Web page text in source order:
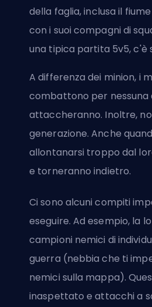
della faglia, inclusa il
con i suoi compagni di
una tipica partita 5v5, c'è
A differenza dei minion, i
combattono per nessuna
attaccheranno. Inoltre,
generazione. Anche
allontanarsi troppo dal
e torneranno indietro.
Ci sono alcuni compiti
eseguire. Ad esempio, la
campioni nemici di
guerra (nebbia che ti
nemici sulla mappa).
inaspettato e attacchi a